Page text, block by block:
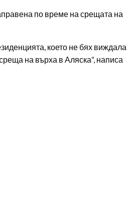
по време на срещата на
което не бях виждала
на върха в Аляска“, написа